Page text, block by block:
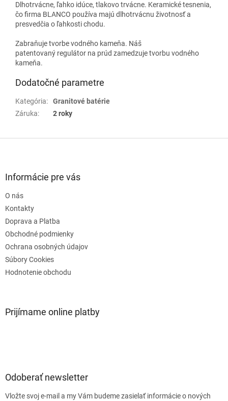
Dlhotrvácne, ľahko idúce, tlakovo trvácne. Keramické tesnenia,
čo firma BLANCO používa majú dlhotrvácnu životnosť a
presvedčia o ľahkosti chodu.
Zabraňuje tvorbe vodného kameňa. Náš
patentovaný regulátor na prúd zamedzuje tvorbu vodného
kameňa.
Dodatočné parametre
Kategória:
Granitové batérie
Záruka: 2 roky
Informácie pre vás
O nás
Kontakty
Doprava a Platba
Obchodné podmienky
Ochrana osobných údajov
Súbory Cookies
Hodnotenie obchodu
Prijímame online platby
Odoberať newsletter
Vložte svoj e-mail a my Vám budeme zasielať informácie o nových